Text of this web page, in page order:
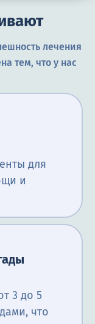
лечения
тем, что у нас
для
и
3 до 5
что